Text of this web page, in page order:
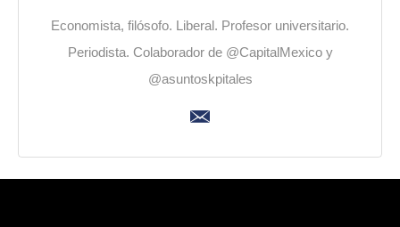
Economista, filósofo. Liberal. Profesor universitario.
Periodista. Colaborador de @CapitalMexico y
@asuntoskpitales